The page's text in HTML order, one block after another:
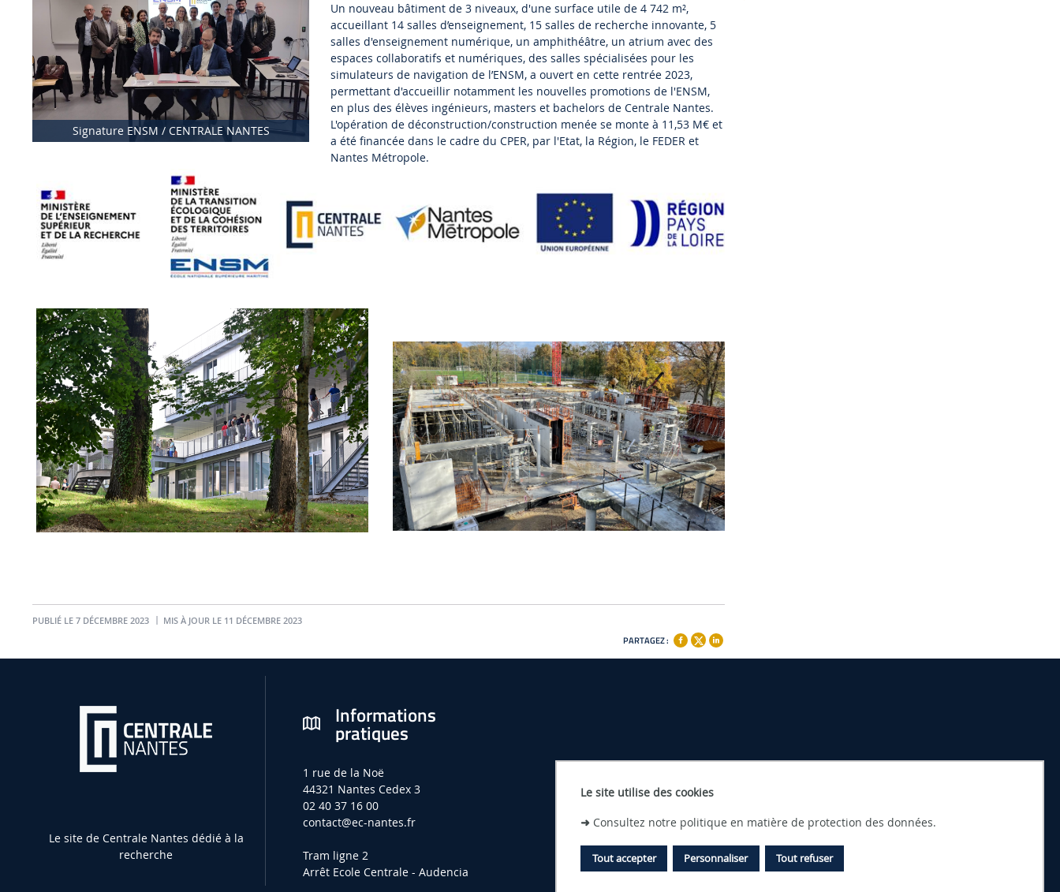
Le site utilise des cookies
➜ Consultez notre politique en matière de protection des données.
Tout accepter Tout refuser
Personnaliser
Signature ENSM / CENTRALE NANTES
Un nouveau bâtiment de 3 niveaux, d'une surface utile de 4 742 m²,
accueillant 14 salles d’enseignement, 15 salles de recherche innovante, 5
salles d'enseignement numérique, un amphithéâtre, un atrium avec des
espaces collaboratifs et numériques, des salles spécialisées pour les
simulateurs de navigation de l’ENSM, a ouvert en cette rentrée 2023,
permettant d'accueillir notamment les nouvelles promotions de l'ENSM,
en plus des élèves ingénieurs, masters et bachelors de Centrale Nantes.
L'opération de déconstruction/construction menée se monte à 11,53 M€ et
a été financée dans le cadre du CPER, par l'Etat, la Région, le FEDER et
Nantes Métropole.
PUBLIÉ LE 7 DÉCEMBRE 2023 MIS À JOUR LE 11 DÉCEMBRE 2023
PARTAGEZ :
Le site de Centrale Nantes dédié à la
recherche
Informations
pratiques
1 rue de la Noë
44321 Nantes Cedex 3
02 40 37 16 00
contact@ec-nantes.fr
Tram ligne 2
Arrêt Ecole Centrale - Audencia